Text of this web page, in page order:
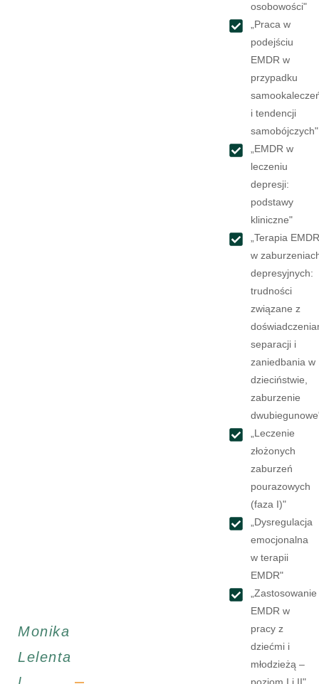
Monika
Lelenta
osobowości"
„Praca w
podejściu
EMDR w
przypadku
i tendencji
samobójczych"
„EMDR w
leczeniu
depresji:
podstawy
kliniczne"
„Terapia
w
depresyjnych:
trudności
związane z
separacji i
zaniedbania w
dzieciństwie,
zaburzenie
„Leczenie
złożonych
zaburzeń
pourazowych
(faza I)"
„Dysregulacja
emocjonalna
w terapii
EMDR"
„Zastosowanie
EMDR w
pracy z
dziećmi i
młodzieżą –